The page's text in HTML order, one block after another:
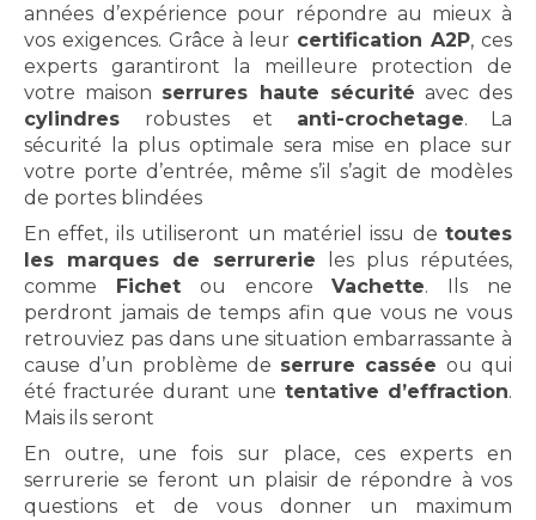
années d’expérience pour répondre au mieux à
vos exigences. Grâce à leur certification A2P, ces
experts garantiront la meilleure protection de
votre maison serrures haute sécurité avec des
cylindres robustes et anti-crochetage. La
sécurité la plus optimale sera mise en place sur
votre porte d’entrée, même s’il s’agit de modèles
de portes blindées
En effet, ils utiliseront un matériel issu de toutes
les marques de serrurerie les plus réputées,
comme Fichetou encoreVachette. Ils ne
perdront jamais de temps afin que vous ne vous
retrouviez pas dans une situation embarrassante à
cause d’un problème de serrure cassée ou qui
été fracturée durant une tentative d’effraction.
Mais ils seront
En outre, une fois sur place, ces experts en
serrurerie se feront un plaisir de répondre à vos
questions et de vous donner un maximum